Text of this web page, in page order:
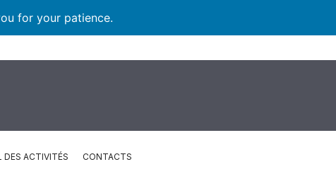
for your patience.
DES ACTIVITÉS CONTACTS